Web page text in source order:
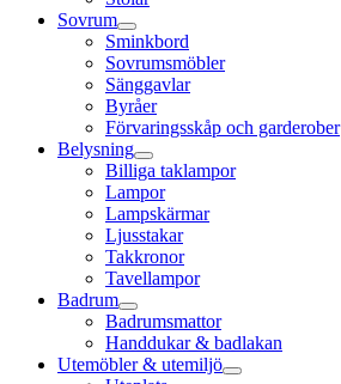
Sovrum
Sminkbord
Sovrumsmöbler
Sänggavlar
Byråer
Förvaringsskåp och garderober
Belysning
Billiga taklampor
Lampor
Lampskärmar
Ljusstakar
Takkronor
Tavellampor
Badrum
Badrumsmattor
Handdukar & badlakan
Utemöbler & utemiljö